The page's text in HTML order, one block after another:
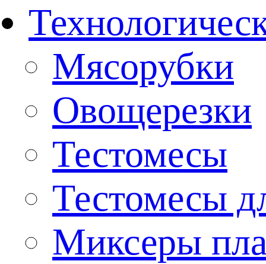
Мясорубки
Овощерезки
Тестомесы
Тестомесы
Миксеры